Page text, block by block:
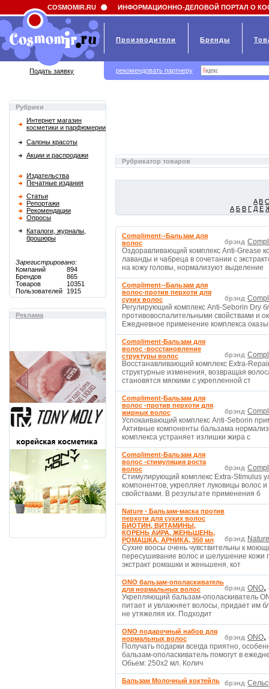
Field 'news_title' doesn't have a default value
Рубрики
Интернет магазин
косметики и парфюмерии
Салоны красоты
Акции и распродажи
Издательства
Печатные издания
Статьи
Репортажи
Рекомендации
Опросы
Каталоги, журналы,
брошюры
Зарегистрировано:
Компаний
894
Брендов
865
Товаров
10351
Пользователей
1915
Реклама
Рубрикатор товаров
A B
А Б В Г Д Е
Compliment--Бальзам для
волос
брэнд
Оздоравливающий комплекс Anti-Grease
лаванды и чабреца в сочетании с
на кожу головы, нормализуют выделение
Compliment--Бальзам для
волос-против перхоти для
сухих волос
брэнд
Регулирующий комплекс Anti-Seborin Dry
противовоспалительными свойствами и
Ежедневное применение комплекса
Compliment-Бальзам для
волос -восстановление
структуры волос
брэнд
Восстанавливающий комплекс Extra-
структурные изменения, возвращая
становятся мягкими с укрепленной ст
Compliment-Бальзам для
волос -против перхоти для
жирных волос
брэнд
Успокаивающий комплекс Anti-Seborin
Активные компоненты бальзама
комплекса устраняет излишки жира с
Compliment-Бальзам для
волос -стимуляция роста
волос
брэнд
Стимулирующий комплекс Extra-Stimulus
компонентов, укрепляет луковицы волос
свойствами. В результате применения б
Nature - Бальзам-маска против
перхоти для сухих волос
БИОТИН, ВИТАМИНЫ,
КОРЕНЬ АИРА, ЖЕНЬШЕНЬ,
РОМАШКА, АРНИКА, 350 мл
брэнд
Сухие воосы очень чувствительны к
пересушивание волос и шелушение кожи
экстракт ромашки и женьшеня, кот
ONO бальзам-ополаскиватель
для нормальных волос
брэнд ONO,
Укрепляющий бальзам-ополаскиватель
питает и увлажняет волосы, придает им
не утяжеляя их. Подходит
ONO подарочный набор для
нормальных волос
брэнд ONO,
Получать подарки всегда приятно,
бальзам-ополаскиватель помогут в
Обьем: 250х2 мл. Колич
Бальзам Молочный коктейль брэнд
COSMOMIR.RU ИНФОРМАЦИОННО-ДЕЛОВОЙ ПОРТАЛ О
Производители Бренды
Подать заявку рекомендовать партнеру